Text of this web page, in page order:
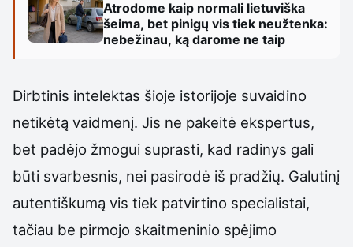
Atrodome kaip normali lietuviška
šeima, bet pinigų vis tiek neužtenka:
nebežinau, ką darome ne taip
Dirbtinis intelektas šioje istorijoje suvaidino
netikėtą vaidmenį. Jis ne pakeitė ekspertus,
bet padėjo žmogui suprasti, kad radinys gali
būti svarbesnis, nei pasirodė iš pradžių. Galutinį
autentiškumą vis tiek patvirtino specialistai,
tačiau be pirmojo skaitmeninio spėjimo